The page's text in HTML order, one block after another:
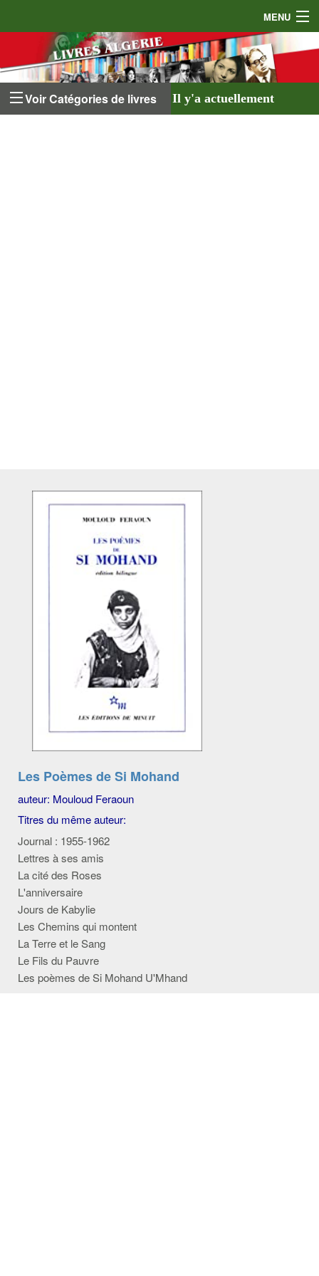
MENU
Accueil
Auteurs
Voir Catégories de livres Il y'a actuellement
Les Poèmes de Si Mohand
auteur: Mouloud Feraoun
Titres du même auteur:
Journal : 1955-1962
Lettres à ses amis
La cité des Roses
L'anniversaire
Jours de Kabylie
Les Chemins qui montent
La Terre et le Sang
Le Fils du Pauvre
Les poèmes de Si Mohand U'Mhand